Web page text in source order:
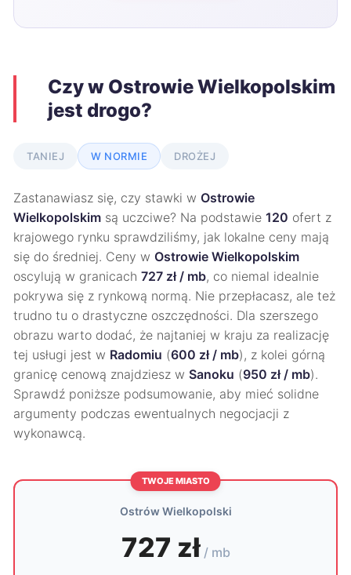
Czy w Ostrowie Wielkopolskim
jest drogo?
TANIEJ W NORMIE DROŻEJ
Zastanawiasz się, czy stawki w Ostrowie
Wielkopolskim są uczciwe? Na podstawie 120 ofert z
krajowego rynku sprawdziliśmy, jak lokalne ceny mają
się do średniej. Ceny w Ostrowie Wielkopolskim
oscylują w granicach 727 zł / mb, co niemal idealnie
pokrywa się z rynkową normą. Nie przepłacasz, ale też
trudno tu o drastyczne oszczędności. Dla szerszego
obrazu warto dodać, że najtaniej w kraju za realizację
tej usługi jest w Radomiu (600 zł / mb), z kolei górną
granicę cenową znajdziesz w Sanoku (950 zł / mb).
Sprawdź poniższe podsumowanie, aby mieć solidne
argumenty podczas ewentualnych negocjacji z
wykonawcą.
TWOJE MIASTO
Ostrów Wielkopolski
727 zł / mb